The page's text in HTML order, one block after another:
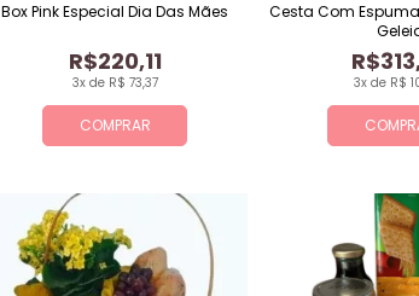
COMPRAR
3x de R$ 73,37
R$220,11
Box Pink Especial Dia Das Mães
3x de R$
Cesta Com